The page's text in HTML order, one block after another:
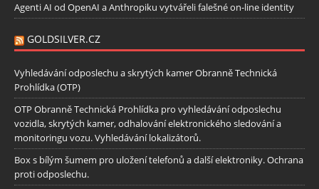
Agenti AI od OpenAI a Anthropiku vytvářeli falešné on-line identity
GOLDSILVER.CZ
Vyhledávání odposlechu a skrytých kamer Obranně Technická
Prohlídka (OTP)
OTP Obranně Technická Prohlídka pro vyhledávání odposlechu
vozidla, skrytých kamer, odhalování elektronického sledování a
monitoringu vozu. Vyhledávání lokalizátorů.
Box s bílým šumem pro uložení telefonů a další elektroniky. Ochrana
proti odposlechu.